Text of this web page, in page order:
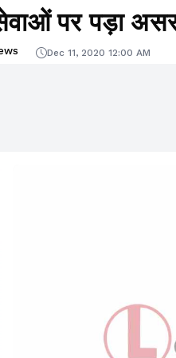
पर पड़ा
Dec 11, 2020 12:00 AM